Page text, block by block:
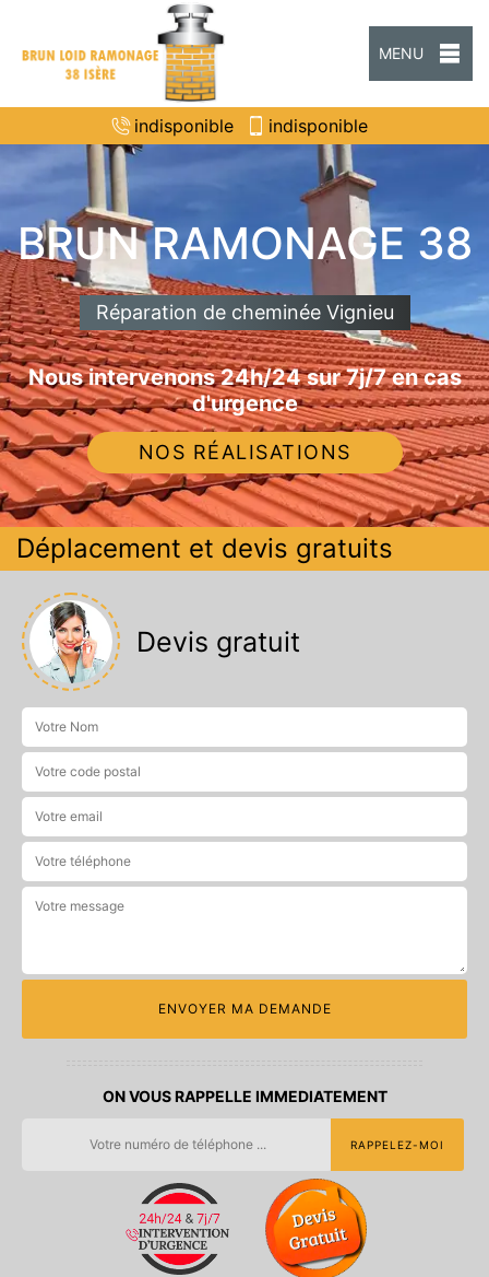
MENU
indisponible indisponible
BRUN RAMONAGE 38
Réparation de cheminée Vignieu
Nous intervenons 24h/24 sur 7j/7 en cas
d'urgence
NOS RÉALISATIONS
Déplacement et devis gratuits
Devis gratuit
ON VOUS RAPPELLE IMMEDIATEMENT